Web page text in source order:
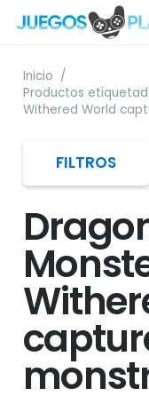
Inicio /
Productos
Withered World
FILTROS